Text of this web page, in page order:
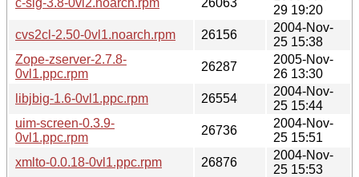
29 19:20
cvs2cl-2.50-0vl1.noarch.rpm
26156
2004-Nov-
25 15:38
Zope-zserver-2.7.8-
0vl1.ppc.rpm
26287
2005-Nov-
26 13:30
libjbig-1.6-0vl1.ppc.rpm
26554
2004-Nov-
25 15:44
uim-screen-0.3.9-
0vl1.ppc.rpm
26736
2004-Nov-
25 15:51
xmlto-0.0.18-0vl1.ppc.rpm
26876
2004-Nov-
25 15:53